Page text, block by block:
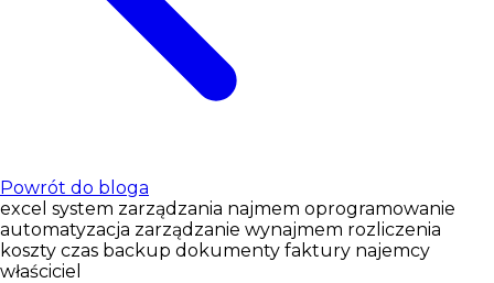
Powrót do bloga
excel system zarządzania najmem oprogramowanie
automatyzacja zarządzanie wynajmem rozliczenia
koszty czas backup dokumenty faktury najemcy
właściciel